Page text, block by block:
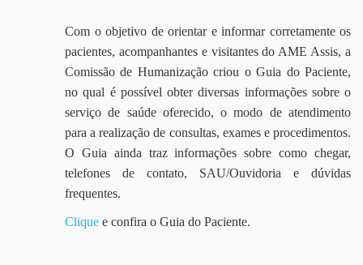
Com o objetivo de orientar e informar corretamente os
pacientes, acompanhantes e visitantes do AME Assis, a
Comissão de Humanização criou o Guia do Paciente,
no qual é possível obter diversas informações sobre o
serviço de saúde oferecido, o modo de atendimento
para a realização de consultas, exames e procedimentos.
O Guia ainda traz informações sobre como chegar,
telefones de contato, SAU/Ouvidoria e dúvidas
frequentes.
Clique e confira o Guia do Paciente.